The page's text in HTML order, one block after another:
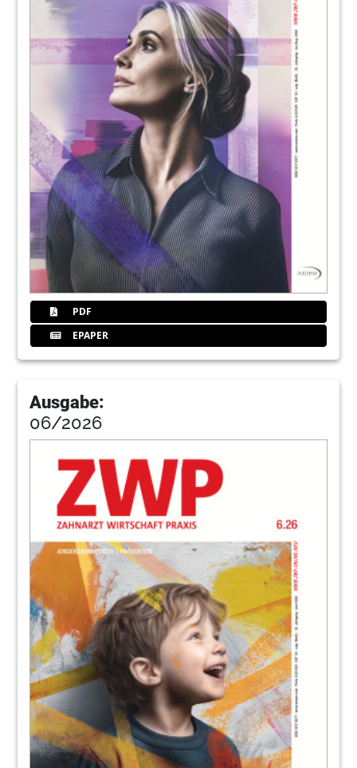
40 Remmerbach
44Mnig
52 Neugebauer
Depprich
Scheer
70 Schwiertz
Intvreuter
80 Artis
82Katzschner
85Instrumentarium
86Dwfokus
PDF
EPAPER
Ausgabe:
06/2026